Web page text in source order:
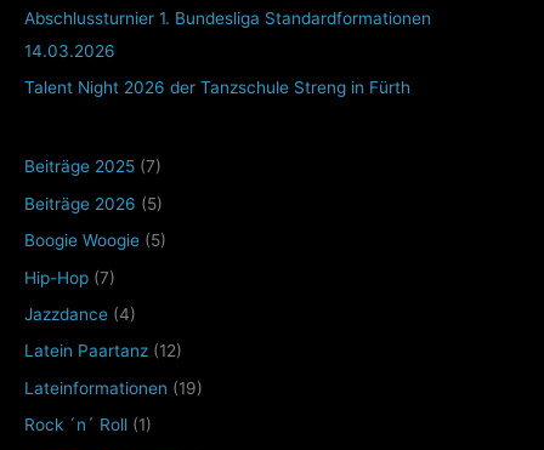
Abschlussturnier 1. Bundesliga Standardformationen
14.03.2026
Talent Night 2026 der Tanzschule Streng in Fürth
Beiträge 2025 (7)
Beiträge 2026 (5)
Boogie Woogie (5)
Hip-Hop (7)
Jazzdance (4)
Latein Paartanz (12)
Lateinformationen (19)
Rock ´n´ Roll (1)